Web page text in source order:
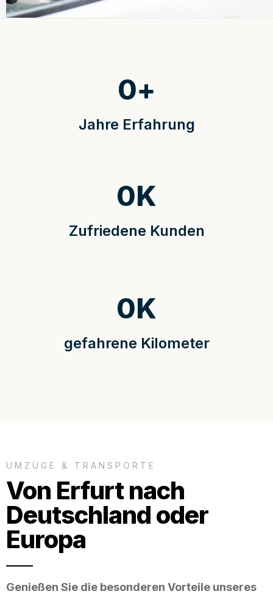
Jahre Erfahrung
0+
Zufriedene Kunden
0K
gefahrene Kilometer
0K
UMZÜGE & TRANSPORTE
Von Erfurt nach
Deutschland oder
Europa
Genießen Sie die besonderen Vorteile unseres